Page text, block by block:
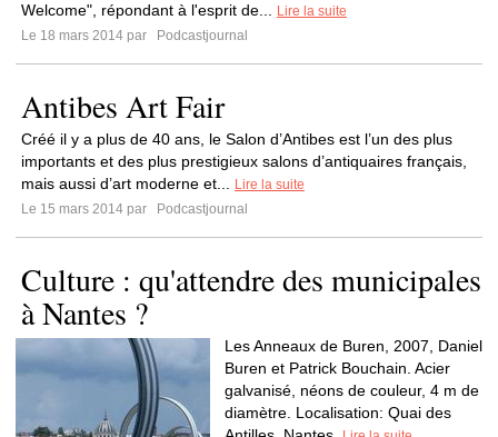
Welcome", répondant à l'esprit de...
Lire la suite
Le 18 mars 2014 par
Podcastjournal
Antibes Art Fair
Créé il y a plus de 40 ans, le Salon d’Antibes est l’un des plus
importants et des plus prestigieux salons d’antiquaires français,
mais aussi d’art moderne et...
Lire la suite
Le 15 mars 2014 par
Podcastjournal
Culture : qu'attendre des municipales
à Nantes ?
Les Anneaux de Buren, 2007, Daniel
Buren et Patrick Bouchain. Acier
galvanisé, néons de couleur, 4 m de
diamètre. Localisation: Quai des